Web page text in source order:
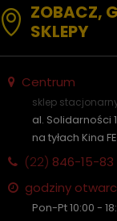
ZOBACZ,
SKLEPY
Centrum
sklep
al. Solidarności
na tyłach Kina
(22) 846-15-83
godziny
Pon-Pt 10:00 -